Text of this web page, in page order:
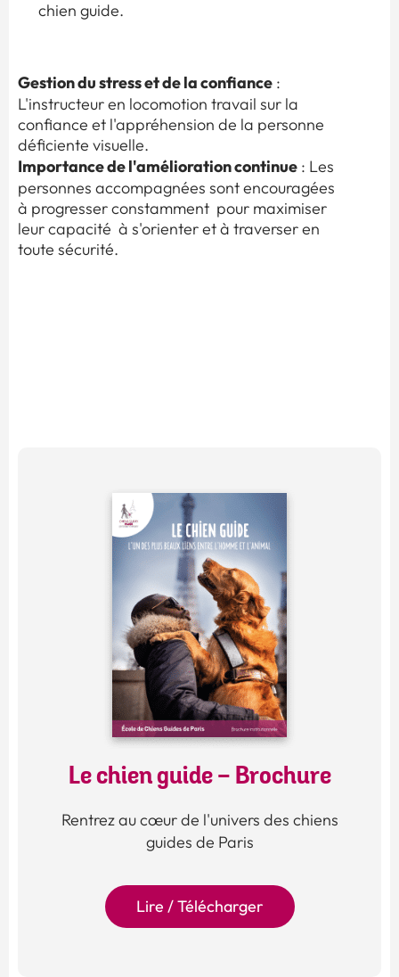
chien guide.
Gestion du stress et de la confiance :
L'instructeur en locomotion travail sur la
confiance et l'appréhension de la personne
déficiente visuelle.
Importance de l'amélioration continue : Les
personnes accompagnées sont encouragées
à progresser constamment pour maximiser
leur capacité à s'orienter et à traverser en
toute sécurité.
Le chien guide - Brochure
Rentrez au cœur de l'univers des chiens
guides de Paris
Lire / Télécharger